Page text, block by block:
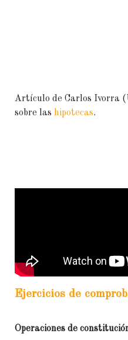
Artículo de Carlos Ivorra
sobre las hipotecas.
Ejercicios de
Operaciones de